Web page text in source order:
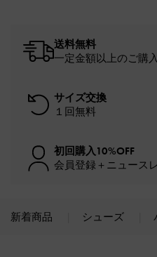
送料無料
一定金額以上のご購
サイズ交換
１回無料
初回購入10%OFF
会員登録＋ニュース
新着商品 シューズ